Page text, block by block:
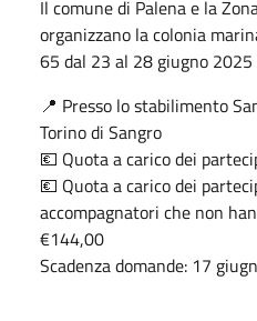
Il comune di Palena e la
organizzano la colonia
65 dal 23 al 28 giugno 2025
📍 Presso lo stabilimento
Torino di Sangro
💶 Quota a carico dei
💶 Quota a carico dei
accompagnatori che non
€144,00
Scadenza domande: 17